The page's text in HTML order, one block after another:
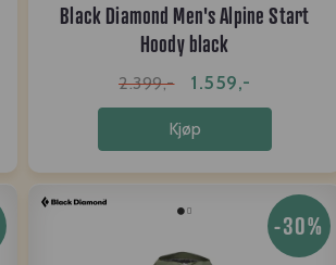
Black Diamond Men's Alpine Start
Hoody black
2.399,- 1.559,-
Kjøp
-30%